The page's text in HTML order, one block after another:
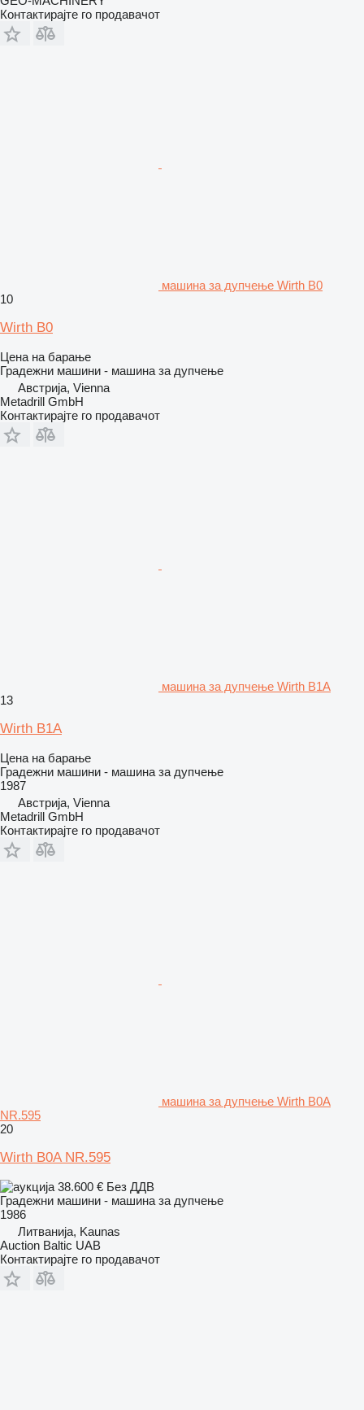
Контактирајте го продавачот
машина за дупчење Wirth B0
10
Wirth B0
Цена на барање
Градежни машини - машина за дупчење
Австрија, Vienna
Metadrill GmbH
Контактирајте го продавачот
машина за дупчење Wirth B1A
13
Wirth B1A
Цена на барање
Градежни машини - машина за дупчење
1987
Австрија, Vienna
Metadrill GmbH
Контактирајте го продавачот
машина за дупчење Wirth B0A
NR.595
20
Wirth B0A NR.595
38.600 € Без ДДВ
Градежни машини - машина за дупчење
1986
Литванија, Kaunas
Auction Baltic UAB
Контактирајте го продавачот